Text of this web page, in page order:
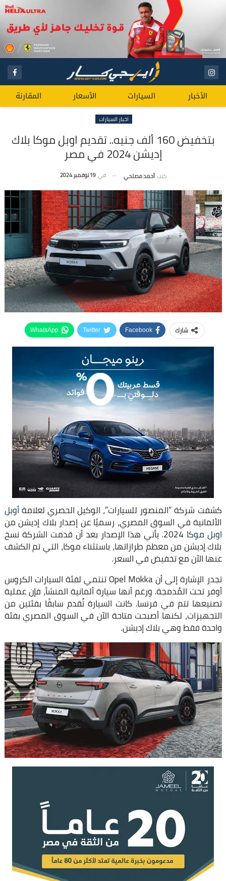
الأخبار السيارات الأسعار المقارنة
اخبار السيارات
بتخفيض 160 ألف جنيه.. تقديم اوبل موكا بلاك
إديشن 2024 في مصر
كتب أحمد مصلحي في 19 نوفمبر 2024
شارك Facebook
Twitter
WhatsApp
كشفت شركة “المنصور للسيارات”، الوكيل الحصري لعلامةأوبل
الألمانية في السوق المصري، رسميًا عن إصدار بلاك إديشن من
اوبل موكا 2024. يأتي هذا الإصدار بعد أن قدمت الشركة نسخ
بلاك إديشن من معظم طرازاتها، باستثناء موكا، التي تم الكشف
عنها الآن مع تخفيض في السعر.
تجدر الإشارة إلى أن Opel Mokka تنتمي لفئة السيارات الكروس
أوفر تحت المُدمجة. ورغم أنها سيارة ألمانية المنشأ، فإن عملية
تصنيعها تتم في فرنسا. كانت السيارة تُقدم سابقًا بفئتين من
التجهيزات، لكنها أصبحت متاحة الآن في السوق المصري بفئة
واحدة فقط وهي بلاك إديشن.